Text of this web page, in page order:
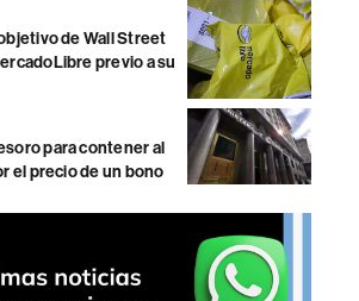
de Wall Street
previo a su
para contener al
el precio de un bono